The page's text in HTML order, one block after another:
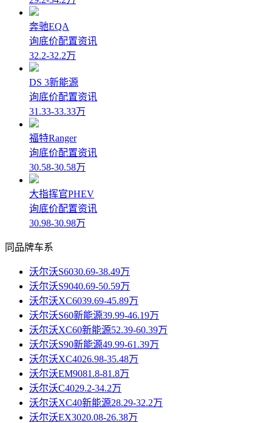
奔驰EQA
询底价配置资讯
32.2-32.2万
DS 3新能源
询底价配置资讯
31.33-33.33万
福特Ranger
询底价配置资讯
30.58-30.58万
大指挥官PHEV
询底价配置资讯
30.98-30.98万
同品牌车系
沃尔沃S6030.69-38.49万
沃尔沃S9040.69-50.59万
沃尔沃XC6039.69-45.89万
沃尔沃S60新能源39.99-46.19万
沃尔沃XC60新能源52.39-60.39万
沃尔沃S90新能源49.99-61.39万
沃尔沃XC4026.98-35.48万
沃尔沃EM9081.8-81.8万
沃尔沃C4029.2-34.2万
沃尔沃XC40新能源28.29-32.2万
沃尔沃EX3020.08-26.38万